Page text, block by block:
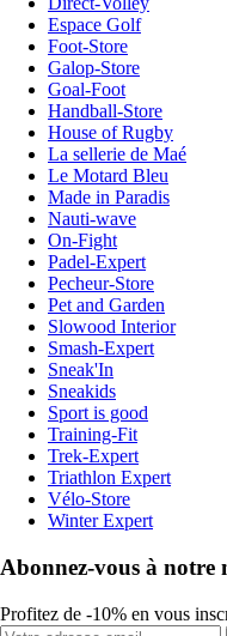
Espace Golf
Foot-Store
Galop-Store
Goal-Foot
Handball-Store
House of Rugby
La sellerie de Maé
Le Motard Bleu
Made in Paradis
Nauti-wave
On-Fight
Padel-Expert
Pecheur-Store
Pet and Garden
Slowood Interior
Smash-Expert
Sneak'In
Sneakids
Sport is good
Training-Fit
Trek-Expert
Triathlon Expert
Vélo-Store
Winter Expert
Abonnez-vous à notre
Profitez de -10% en vous